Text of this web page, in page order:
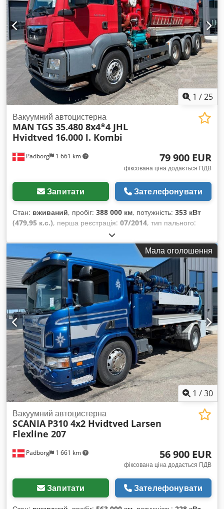
1 /25
Padborg 1 661 km
Вакуумний автоцистерна
MAN TGS 35.480 8x4*4 JHL
Hvidtved 16.000 l. Kombi
79 900 EUR
фіксована ціна додається ПДВ
Запитати Зателефонувати
Стан: вживаний, пробіг: 388 000 км, потужність: 353 кВт
(479,95 к.с.), перша реєстрація: 07/2014, тип пального:
32 000 кг
колір:червоний, тип передачі:автоматичний, клас
викидів:
Євро 6, Рік виготовлення: 2014 , Обладнання:ABS,
кондиціонер,
Мала оголошення
1 /30
Padborg 1 661 km
Вакуумний автоцистерна
SCANIA P310 4x2 Hvidtved Larsen
Flexline 207
56 900 EUR
фіксована ціна додається ПДВ
Запитати Зателефонувати